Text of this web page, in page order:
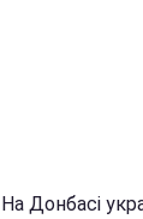
На Донбасі